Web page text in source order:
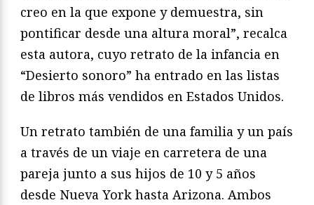
creo en la que expone y demuestra, sin
pontificar desde una altura moral”, recalca
esta autora, cuyo retrato de la infancia en
“Desierto sonoro” ha entrado en las listas
de libros más vendidos en Estados Unidos.
Un retrato también de una familia y un país
a través de un viaje en carretera de una
pareja junto a sus hijos de 10 y 5 años
desde Nueva York hasta Arizona. Ambos